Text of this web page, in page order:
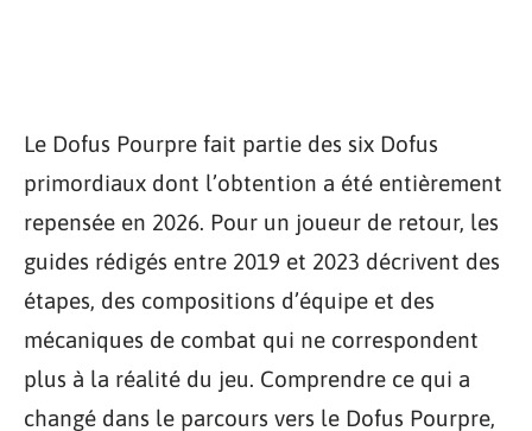
Le Dofus Pourpre fait partie des six Dofus
primordiaux dont l’obtention a été entièrement
repensée en 2026. Pour un joueur de retour, les
guides rédigés entre 2019 et 2023 décrivent des
étapes, des compositions d’équipe et des
mécaniques de combat qui ne correspondent
plus à la réalité du jeu. Comprendre ce qui a
changé dans le parcours vers le Dofus Pourpre,